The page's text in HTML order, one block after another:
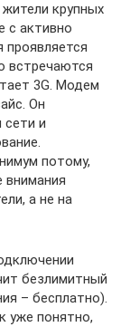
крупных
с активно
встречаются
3G. Модем
Он
сети и
потому,
внимания
а не на
безлимитный
– бесплатно).
уже понятно,